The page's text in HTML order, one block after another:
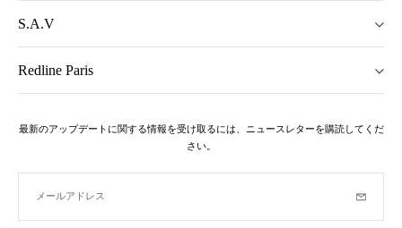
S.A.V
Redline Paris
最新のアップデートに関する情報を受け取るには、ニュースレターを購読してくだ
さい。
メールアドレス